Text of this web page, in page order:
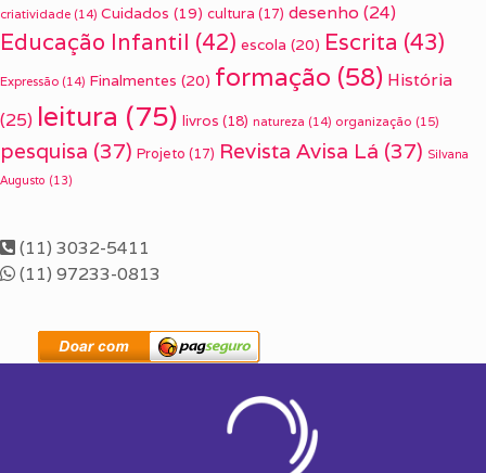
criatividade (14) Cuidados (19) cultura (17) desenho (24)
Educação Infantil (42) escola (20) Escrita (43)
Expressão (14) Finalmentes (20) formação (58) História
(25) leitura (75) livros (18) natureza (14) organização (15)
pesquisa (37) Projeto (17) Revista Avisa Lá (37) Silvana
Augusto (13)
(11) 3032-5411
(11) 97233-0813